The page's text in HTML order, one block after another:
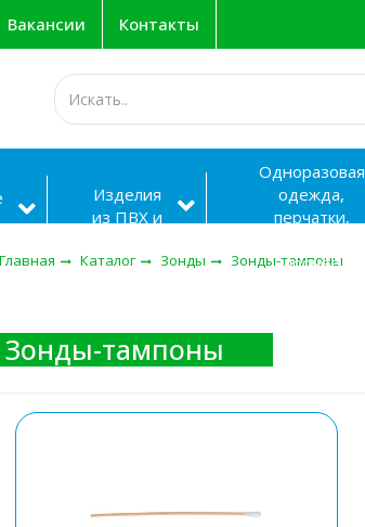
Вакансии Контакты
Изделия
из ПВХ и
Одноразовая
одежда,
перчатки,
прочее
Главная Каталог Зонды Зонды-тампоны
Зонды-тампоны